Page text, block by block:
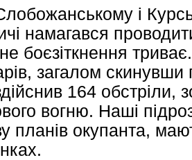
і
намагався
боєзіткнення
загалом
164 обстріли,
вогню. Наші
планів окупанта,